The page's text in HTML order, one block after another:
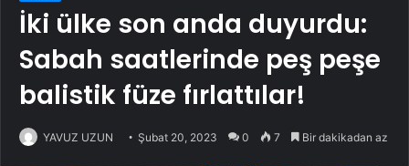
İki ülke son anda duyurdu:
Sabah saatlerinde peş peşe
balistik füze fırlattılar!
YAVUZ UZUN Şubat 20, 2023 0 7 Bir dakikadan az